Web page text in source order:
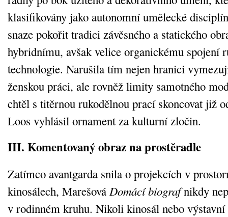
klasifikovány jako autonomní umělecké
snaze pokořit tradici závěsného a statického
hybridnímu, avšak velice organickému spojení
technologie. Narušila tím nejen hranici
ženskou práci, ale rovněž limity samotného
chtěl s titěrnou rukodělnou prací skoncovat již
Loos vyhlásil ornament za kulturní zločin.
III. Komentovaný obraz na prostěradle
Zatímco avantgarda snila o projekcích v
kinosálech, Marešová Domácí biografnikdy
v rodinném kruhu. Nikoli kinosál nebo